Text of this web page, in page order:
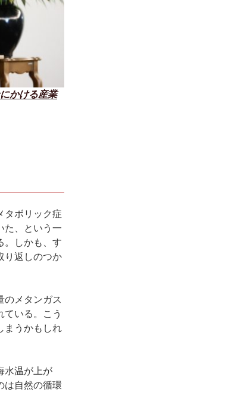
かける産業
タボリック症
た、という一
。しかも、す
り返しのつか
のメタンガス
いる。こう
まうかもしれ
水温が上が
は自然の循環